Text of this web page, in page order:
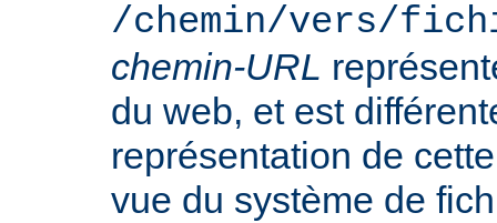
/chemin/vers/
chemin-URL
du web, et est
représentation de
vue du système de